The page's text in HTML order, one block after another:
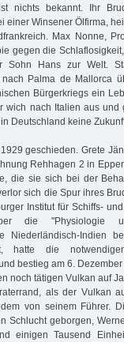
nichts bekannt. Ihr
einer Winsener Ölfirma,
Max Nonne,
gegen die
Sohn Hans zur Welt.
Palma de Mallorca
Bürgerkriegs ein
wich nach Italien aus und
Deutschland keine
geschieden. Grete
Rehhagen 2 in
die sie sich bei der
sich die Spur ihres
Institut für Schiffs-
die "Physiologie
Niederländisch-Indien
hatte die
bestieg am 6.
noch tätigen Vulkan auf
als der Vulkan
von seinem Führer.
Schlucht geborgen,
einigen Tausend